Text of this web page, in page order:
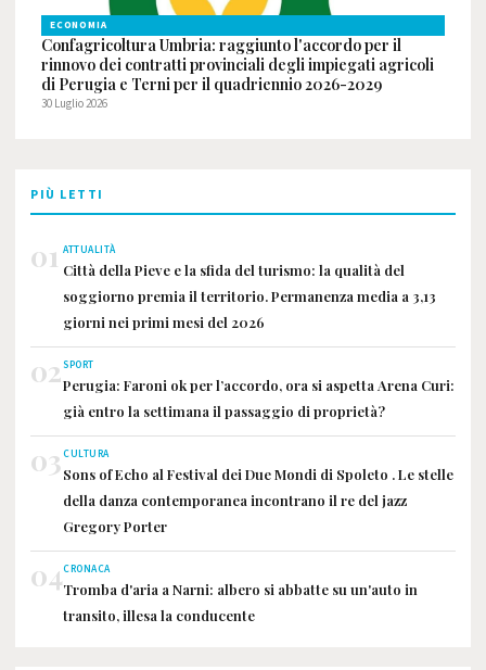
ECONOMIA
Confagricoltura Umbria: raggiunto l'accordo per il
rinnovo dei contratti provinciali degli impiegati agricoli
di Perugia e Terni per il quadriennio 2026-2029
30 Luglio 2026
PIÙ LETTI
01 ATTUALITÀ
Città della Pieve e la sfida del turismo: la qualità del
soggiorno premia il territorio. Permanenza media a 3,13
giorni nei primi mesi del 2026
02SPORT
Perugia: Faroni ok per l’accordo, ora si aspetta Arena Curi:
già entro la settimana il passaggio di proprietà?
03CULTURA
Sons of Echo al Festival dei Due Mondi di Spoleto . Le stelle
della danza contemporanea incontrano il re del jazz
Gregory Porter
04CRONACA
Tromba d'aria a Narni: albero si abbatte su un'auto in
transito, illesa la conducente